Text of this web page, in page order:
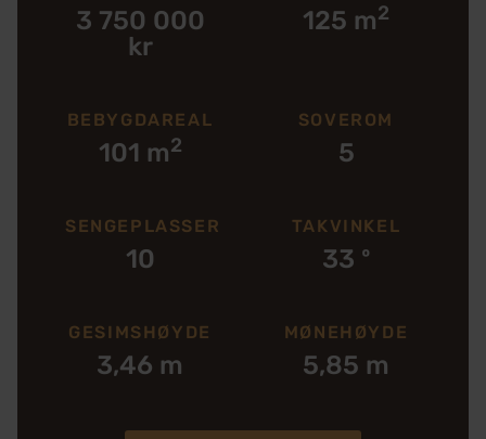
3 750 000
kr
125 m2
BEBYGDAREAL
101 m2
SOVEROM
5
SENGEPLASSER
10
TAKVINKEL
33 º
GESIMSHØYDE
3,46 m
MØNEHØYDE
5,85 m